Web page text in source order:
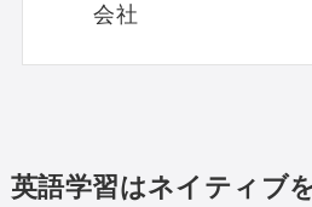
会社
英語学習はネイティブ